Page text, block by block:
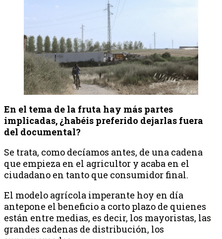
En el tema de la fruta hay más partes
implicadas, ¿habéis preferido dejarlas fuera
del documental?
Se trata, como decíamos antes, de una cadena
que empieza en el agricultor y acaba en el
ciudadano en tanto que consumidor final.
El modelo agrícola imperante hoy en día
antepone el beneficio a corto plazo de quienes
están entre medias, es decir, los mayoristas, las
grandes cadenas de distribución, los